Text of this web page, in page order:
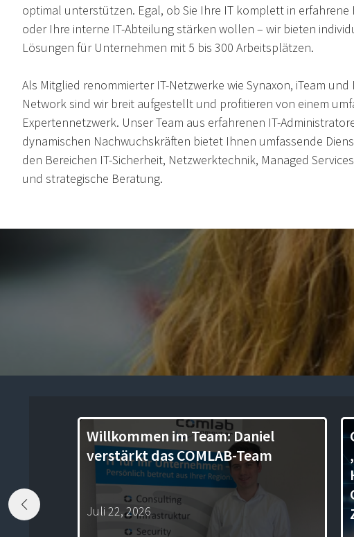
optimal unterstützen. Egal, ob Sie Ihre IT komplett in erfahrene
oder Ihre interne IT-Abteilung stärken wollen – wir bieten
Lösungen für Unternehmen mit 5 bis 300 Arbeitsplätzen.
Als Mitglied renommierter IT-Netzwerke wie Synaxon, iTeam und
Network sind wir breit aufgestellt und profitieren von einem
Expertennetzwerk. Unser Team aus erfahrenen IT-
dynamischen Nachwuchskräften bietet Ihnen umfassende
den Bereichen IT-Sicherheit, Netzwerktechnik, Managed
und strategische Beratung.
Willkommen im Team: Daniel
verstärkt das COMLAB-Team
Juli 22, 2026